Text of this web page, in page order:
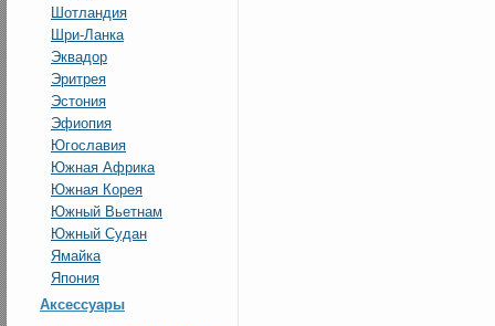
Шотландия
Шри-Ланка
Эквадор
Эритрея
Эстония
Эфиопия
Югославия
Южная Африка
Южная Корея
Южный Вьетнам
Южный Судан
Ямайка
Япония
Аксессуары